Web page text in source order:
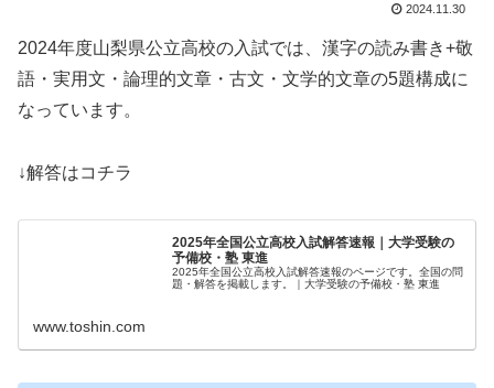
2024.11.30
2024年度山梨県公立高校の入試では、漢字の読み書き+敬
語・実用文・論理的文章・古文・文学的文章の5題構成に
なっています。
↓解答はコチラ
2025年全国公立高校入試解答速報｜大学受験の
予備校・塾 東進
2025年全国公立高校入試解答速報のページです。全国の問
題・解答を掲載します。｜大学受験の予備校・塾 東進
www.toshin.com